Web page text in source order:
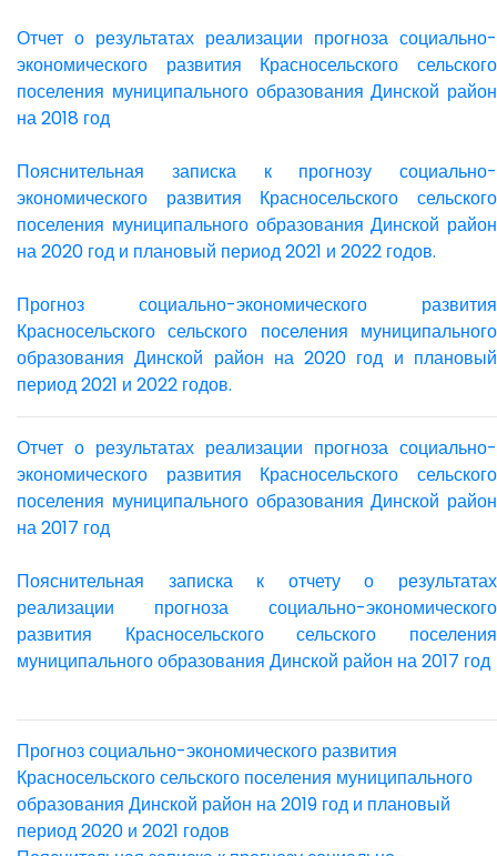
Отчет о результатах реализации прогноза социально-
экономического развития Красносельского сельского
поселения муниципального образования Динской район
на 2018 год
Пояснительная записка к прогнозу социально-
экономического развития Красносельского сельского
поселения муниципального образования Динской район
на 2020 год и плановый период 2021 и 2022 годов.
Прогноз социально-экономического развития
Красносельского сельского поселения муниципального
образования Динской район на 2020 год и плановый
период 2021 и 2022 годов.
Отчет о результатах реализации прогноза социально-
экономического развития Красносельского сельского
поселения муниципального образования Динской район
на 2017 год
Пояснительная записка к отчету о результатах
реализации прогноза социально-экономического
развития Красносельского сельского поселения
муниципального образования Динской район на 2017 год
Прогноз социально-экономического развития
Красносельского сельского поселения муниципального
образования Динской район на 2019 год и плановый
период 2020 и 2021 годов